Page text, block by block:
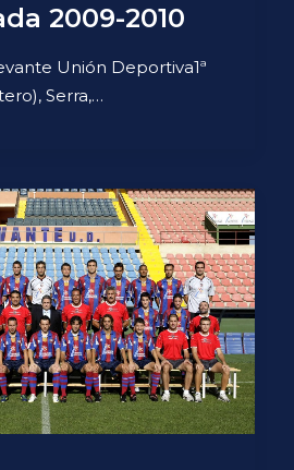
2009-2010
Unión Deportiva1ª
Serra,…